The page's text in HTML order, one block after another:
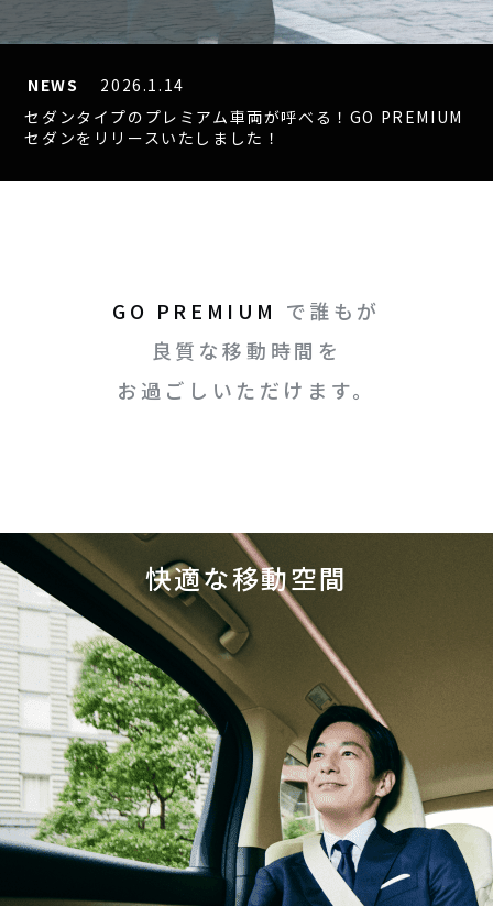
NEWS
2026.1.14
セダンタイプのプレミアム車両が呼べる！GO PREMIUM
セダンをリリースいたしました！
GO PREMIUM で誰もが
良質な移動時間を
お過ごしいただけます。
快適な移動空間